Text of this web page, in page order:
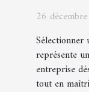
26
Sélectionner
représente
entreprise
tout en